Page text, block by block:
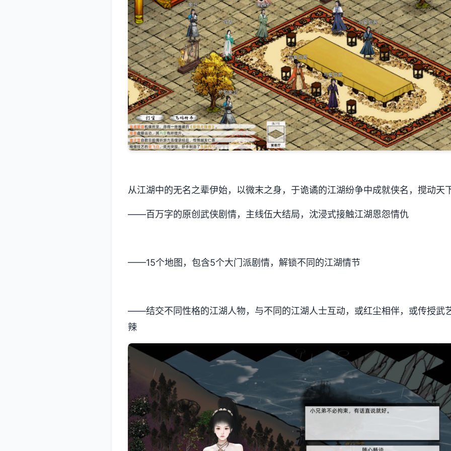
从江湖中的无名之辈伊始，以微末之身，于诡谲的江湖纷争中成就侠名，搅动天
——百万字的原创武侠剧情，主线伍大结局，沈浸式接触江湖恩怨情仇
——15个地图，包含5个大门派剧情，解锁不同的江湖情节
——结交不同性格的江湖人物，与不同的江湖人士互动，或红尘相伴，或传授武
辣